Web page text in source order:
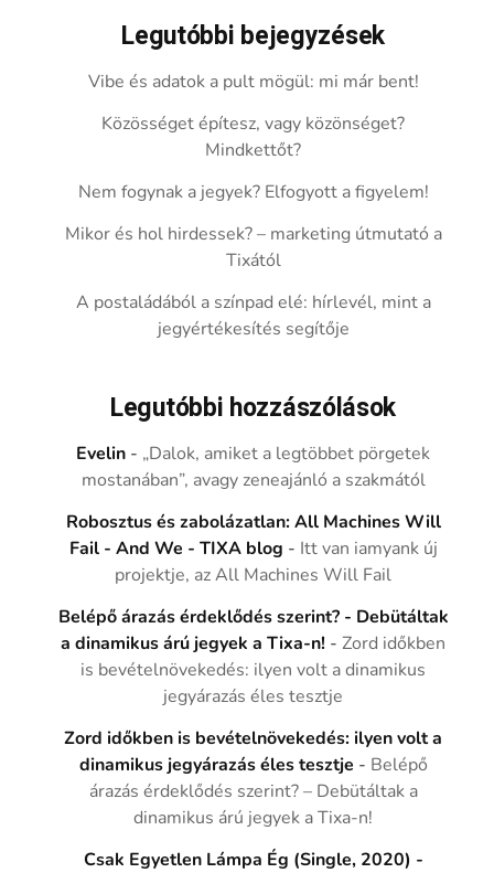
Legutóbbi bejegyzések
Vibe és adatok a pult mögül: mi már bent!
Közösséget építesz, vagy közönséget?
Mindkettőt?
Nem fogynak a jegyek? Elfogyott a figyelem!
Mikor és hol hirdessek? – marketing útmutató a
Tixától
A postaládából a színpad elé: hírlevél, mint a
jegyértékesítés segítője
Legutóbbi hozzászólások
Evelin - „Dalok, amiket a legtöbbet pörgetek
mostanában”, avagy zeneajánló a szakmától
Robosztus és zabolázatlan: All Machines Will
Fail - And We - TIXA blog - Itt van iamyank új
projektje, az All Machines Will Fail
Belépő árazás érdeklődés szerint? - Debütáltak
a dinamikus árú jegyek a Tixa-n! -Zord időkben
is bevételnövekedés: ilyen volt a dinamikus
jegyárazás éles tesztje
Zord időkben is bevételnövekedés: ilyen volt a
dinamikus jegyárazás éles tesztje - Belépő
árazás érdeklődés szerint? – Debütáltak a
dinamikus árú jegyek a Tixa-n!
Csak Egyetlen Lámpa Ég (Single, 2020) -